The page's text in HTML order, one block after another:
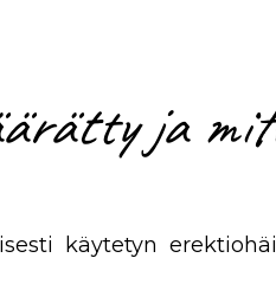
ja
käytetyn